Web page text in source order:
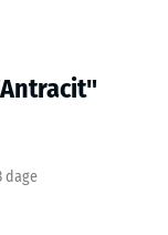
dage